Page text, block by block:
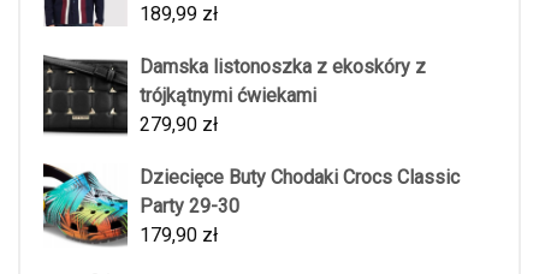
189,99 zł
Damska listonoszka z ekoskóry z
trójkątnymi ćwiekami
279,90 zł
Dziecięce Buty Chodaki Crocs Classic
Party 29-30
179,90 zł